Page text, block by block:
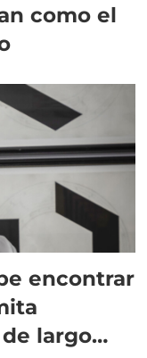
como el
encontrar
largo